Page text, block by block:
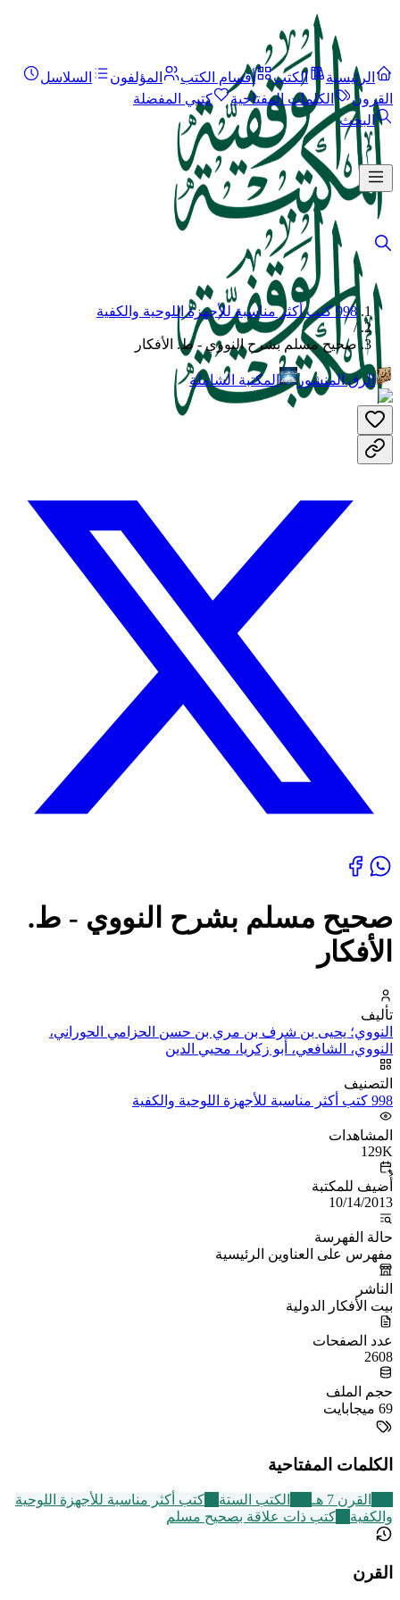
الرئيسية الكتب أقسام الكتب المؤلفون
السلاسل
القرون
الكلمات المفتاحية
كتبي المفضلة
البحث
998 كتب أكثر مناسبة للأجهزة اللوحية والكفية
/
صحيح مسلم بشرح النووي - ط. الأفكار
الرق المنشور المكتبة الشاملة
صحيح مسلم بشرح النووي - ط.
الأفكار
تأليف
النووي؛ يحيى بن شرف بن مري بن حسن الحزامي الحوراني،
النووي، الشافعي، أبو زكريا، محيي الدين
التصنيف
998 كتب أكثر مناسبة للأجهزة اللوحية والكفية
المشاهدات
129K
أُضيف للمكتبة
10/14/2013
حالة الفهرسة
مفهرس على العناوين الرئيسية
الناشر
بيت الأفكار الدولية
عدد الصفحات
2608
حجم الملف
69 ميجابايت
الكلمات المفتاحية
القرن 7 هـ الكتب الستة
كتب أكثر مناسبة للأجهزة اللوحية
والكفية
كتب ذات علاقة بصحيح مسلم
القرن